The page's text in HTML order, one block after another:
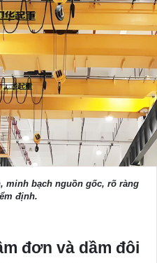
minh bạch nguồn gốc, rõ ràng
định.
đơn và dầm đôi